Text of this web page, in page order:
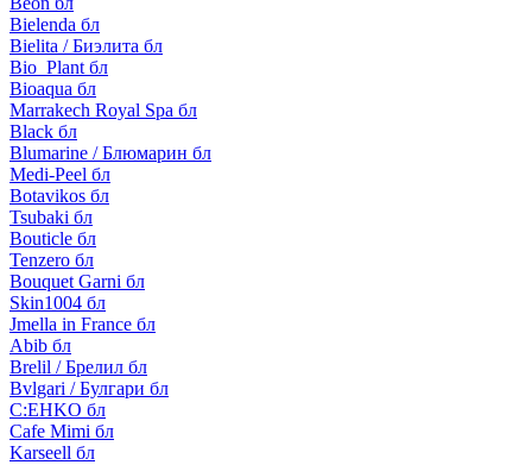
Bielenda бл
Bielita / Биэлита бл
Bio_Plant бл
Bioaqua бл
Marrakech Royal Spa бл
Black бл
Blumarine / Блюмарин бл
Medi-Peel бл
Botavikos бл
Tsubaki бл
Bouticle бл
Tenzero бл
Bouquet Garni бл
Skin1004 бл
Jmella in France бл
Abib бл
Brelil / Брелил бл
Bvlgari / Булгари бл
C:EHKO бл
Cafe Mimi бл
Karseell бл